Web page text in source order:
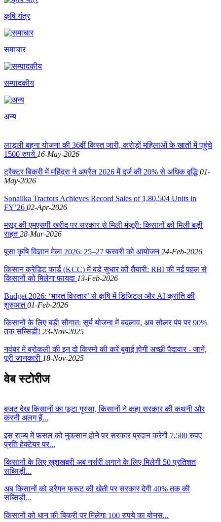
कृषि यंत्र
समाचार
सम्पादकीय
अन्य
लाड़ली बहना योजना की 36वीं किस्त जारी, करोड़ों महिलाओं के खातों में पहुंचे
1500 रुपये 16-May-2026
ट्रैक्टर बिक्री में महिंद्रा ने अप्रैल 2026 में दर्ज की 20% से अधिक वृद्धि01-
May-2026
Sonalika Tractors Achieves Record Sales of 1,80,504 Units in
FY’26 02-Apr-2026
मसूर की एमएसपी खरीद पर सरकार से मिली मंजूरी: किसानों को मिली बड़ी
राहत28-Mar-2026
पूसा कृषि विज्ञान मेला 2026: 25–27 फरवरी को आयोजन24-Feb-2026
किसान क्रेडिट कार्ड (KCC) में बड़े सुधार की तैयारी: RBI की नई पहल से
किसानों को मिलेगा फायदा 13-Feb-2026
Budget 2026: ‘भारत विस्तार’ से कृषि में डिजिटल और AI क्रांति की
शुरुआत01-Feb-2026
किसानों के लिए बड़ी सौगात: सूर्य योजना में बदलाव, अब सोलर पंप पर 90%
तक सब्सिडी! 23-Nov-2025
नवंबर में ब्रोकली की इन दो किस्मो की करें बुवाई होगी अच्छी पैदावार - जानें,
पूरी जानकारी 18-Nov-2025
वेब स्टोरीज
बजट देख किसानों का फूटा गुस्सा, किसानों ने कहा सरकार की कथनी और
करनी अलग हैं...
इस राज्य में फसल को नुकसान होने पर सरकार प्रदान करेगी 7,500 रुपए
प्रति हेक्टेयर पर...
किसानों के लिए ख़ुशखबरी अब नर्सरी लगाने के लिए मिलेगी 50 प्रतिशत
सब्सिड़ी...
अब किसानों को ड्रैगन फ्रूट की खेती पर सरकार देगी 40% तक की
सब्सिड़ी...
किसानों को धान की बिक्री पर मिलेगा 100 रुपये का बोनस...